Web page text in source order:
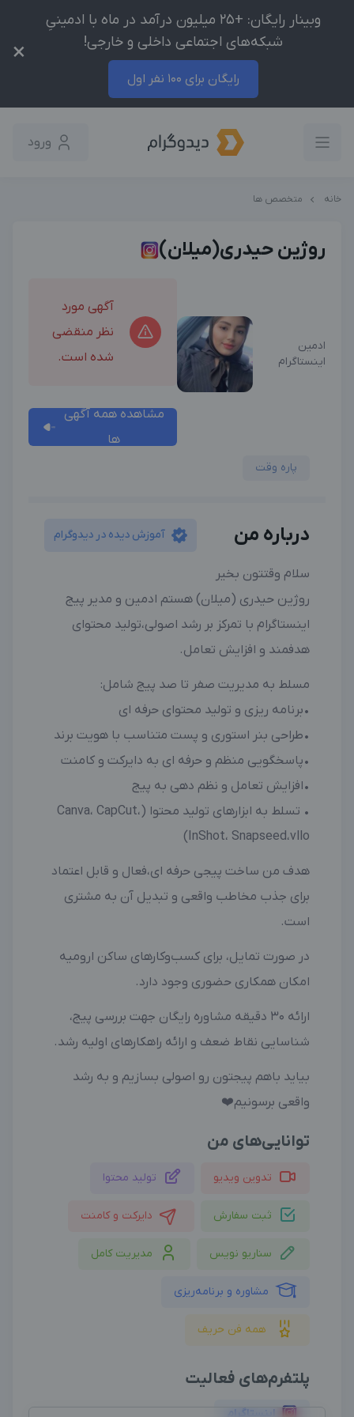
وبینار رایگان: +25 میلیون درآمد در ماه با ادمینیِ
شبکه‌های اجتماعی داخلی و خارجی!
رایگان برای 100 نفر اول
×
ورود
خانه متخصص ها
روژین حیدری(میلان)
ادمین
اینستاگرام
آگهی مورد
نظر منقضی
شده است.
مشاهده همه آگهی
ها
پاره وقت
درباره من آموزش دیده در دیدوگرام
‎روژین حیدری (میلان) هستم ادمین و مدیر پیج
اینستاگرام با تمرکز بر رشد اصولی،تولید محتوای
هدفمند و افزایش تعامل.
‎• تسلط به ابزارهای تولید محتوا (Canva، CapCut،
InShot، Snapseed،vllo)
‎هدف من ساخت پیجی حرفه ای،فعال و قابل اعتماد
برای جذب مخاطب واقعی و تبدیل آن به مشتری
است.
در صورت تمایل، برای کسب‌وکارهای ساکن ارومیه
امکان همکاری حضوری وجود دارد.
‎ارائه ۳۰ دقیقه مشاوره رایگان جهت بررسی پیج،
شناسایی نقاط ضعف و ارائه راهکارهای اولیه رشد.
‎بیاید باهم پیجتون رو اصولی بسازیم و به رشد
واقعی برسونیم❤️
توانایی‌های من
تدوین ویدیو تولید محتوا
ثبت سفارش دایرکت و کامنت
سناریو نویس مدیریت کامل
مشاوره و برنامه‌ریزی
همه فن حریف
پلتفرم‌های فعالیت
اینستاگرام